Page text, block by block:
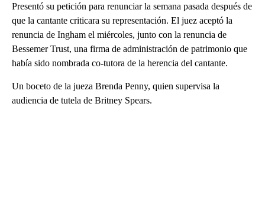
Presentó su petición para renunciar la semana pasada después de
que la cantante criticara su representación. El juez aceptó la
renuncia de Ingham el miércoles, junto con la renuncia de
Bessemer Trust, una firma de administración de patrimonio que
había sido nombrada co-tutora de la herencia del cantante.
Un boceto de la jueza Brenda Penny, quien supervisa la
audiencia de tutela de Britney Spears.